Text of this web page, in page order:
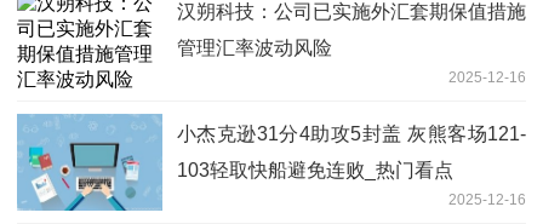
汉朔科技：公司已实施外汇套期保值措施
管理汇率波动风险
2025-12-16
小杰克逊31分4助攻5封盖 灰熊客场121-
103轻取快船避免连败_热门看点
2025-12-16